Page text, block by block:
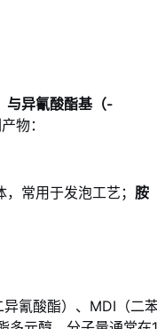
与异氰酸酯基（-
物：
常用于发泡工艺； 胺
异氰酸酯）、MDI（二